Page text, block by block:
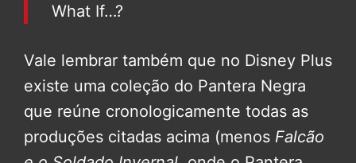
What If…?
Vale lembrar também que no Disney Plus
existe uma coleção do Pantera Negra
que reúne cronologicamente todas as
produções citadas acima (menos Falcão